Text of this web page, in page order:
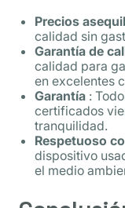
Precios
calidad sin
Garantía de
calidad para
en excelentes
Garantía :
certificados
tranquilidad.
Respetuoso
dispositivo
el medio